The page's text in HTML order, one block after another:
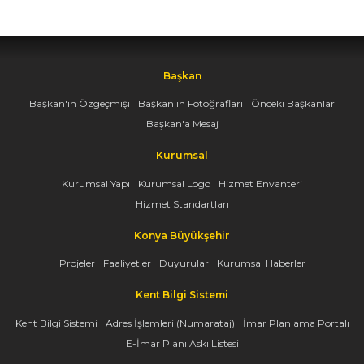
Başkan
Başkan'ın Özgeçmişi Başkan'ın Fotoğrafları
Önceki Başkanlar
Başkan'a Mesaj
Kurumsal
Kurumsal Yapı Kurumsal Logo
Hizmet Envanteri
Hizmet Standartları
Konya Büyükşehir
Projeler Faaliyetler Duyurular Kurumsal Haberler
Kent Bilgi Sistemi
Kent Bilgi Sistemi Adres İşlemleri (Numarataj)
İmar Planlama Portalı
E-İmar Planı Askı Listesi